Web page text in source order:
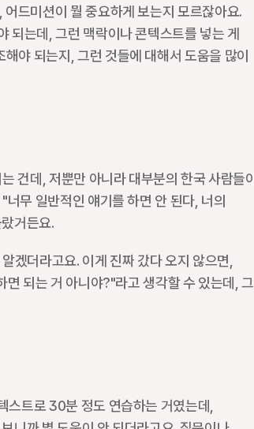
드미션이 뭘 중요하게 보는지 모르잖아요.
되는데, 그런 맥락이나 콘텍스트를 넣는 게
야 되는지, 그런 것들에 대해서 도움을 많이
건데, 저뿐만 아니라 대부분의 한국 사람들이
무 일반적인 얘기를 하면 안 된다, 너의
거든요.
겠더라고요. 이게 진짜 갔다 오지 않으면,
되는 거 아니야?"라고 생각할 수 있는데, 그
트로 30분 정도 연습하는 거였는데,